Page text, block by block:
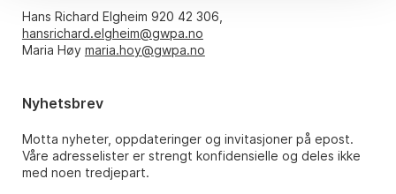
Hans Richard Elgheim 920 42 306,
hansrichard.elgheim@gwpa.no
Maria Høy maria.hoy@gwpa.no
Nyhetsbrev
Motta nyheter, oppdateringer og invitasjoner på epost.
Våre adresselister er strengt konfidensielle og deles ikke
med noen tredjepart.